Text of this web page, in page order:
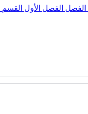
الفصل الفصل الأول القسم